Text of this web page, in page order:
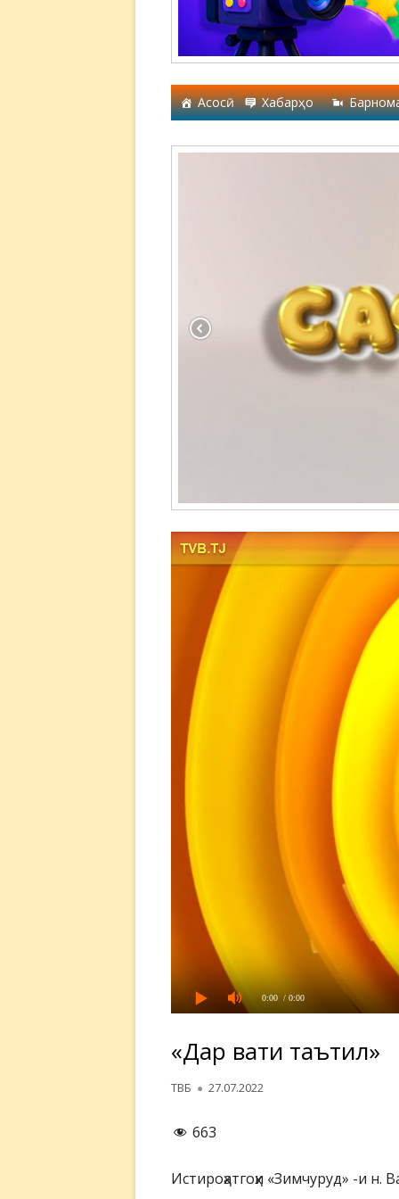
Асосӣ Хабарҳо
0:00 / 0:00
«Дар вақти таътил»
Автор
ТВБ Опубликовано
27.07.2022
663
Истироҳатгоҳи «Зимчуруд» -и н.